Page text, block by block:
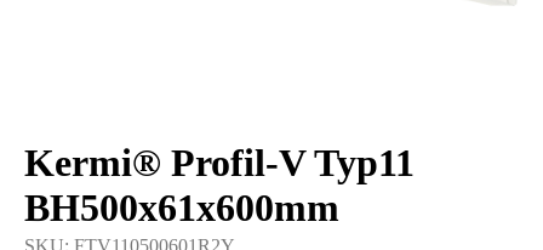
Kermi® Profil-V Typ11
BH500x61x600mm
SKU: FTV110500601R2Y